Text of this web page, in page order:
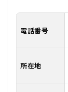
電話番号
所在地